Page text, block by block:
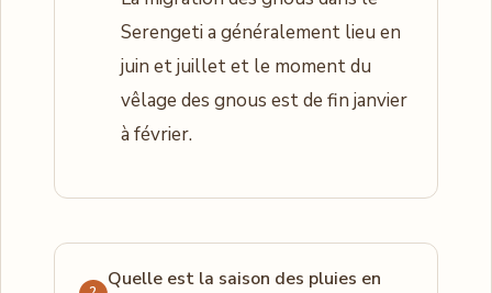
Serengeti a généralement lieu en
juin et juillet et le moment du
vêlage des gnous est de fin janvier
à février.
Quelle est la saison des pluies en